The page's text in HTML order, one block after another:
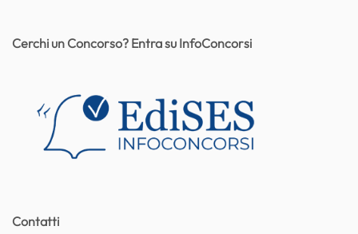
Contatti
Cerchi un Concorso? Entra su InfoConcorsi